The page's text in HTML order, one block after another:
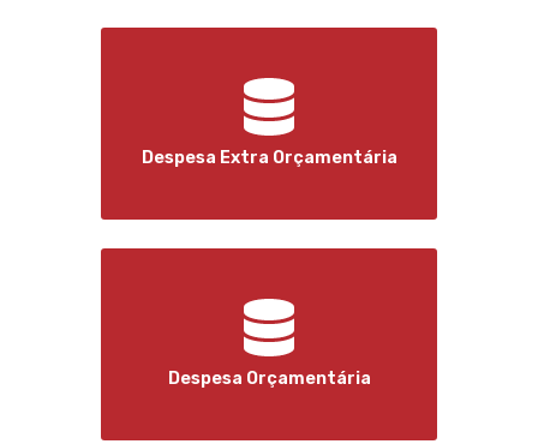
Despesa Extra Orçamentária
Despesa Orçamentária